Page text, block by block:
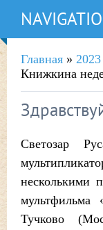
Главная » 2023
Книжкина
Светозар
несколькими
Тучково